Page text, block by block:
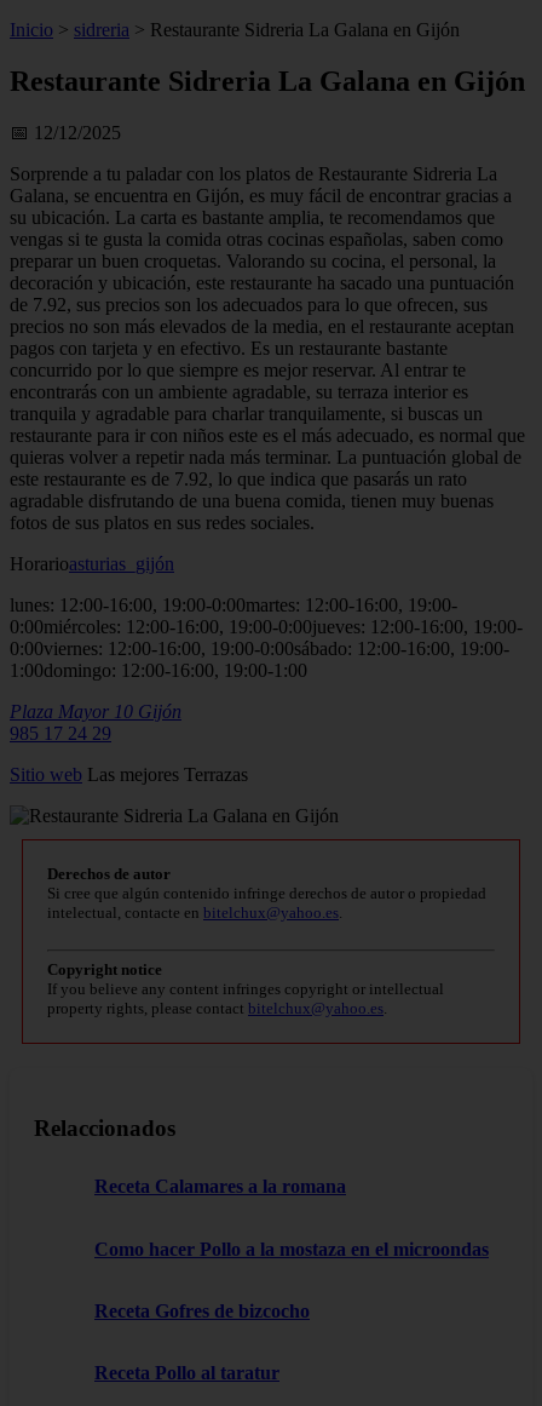
Inicio > sidreria > Restaurante Sidreria La Galana en Gijón
Restaurante Sidreria La Galana en Gijón
📅 12/12/2025
Sorprende a tu paladar con los platos de Restaurante Sidreria La
Galana, se encuentra en Gijón, es muy fácil de encontrar gracias a
su ubicación. La carta es bastante amplia, te recomendamos que
vengas si te gusta la comida otras cocinas españolas, saben como
preparar un buen croquetas. Valorando su cocina, el personal, la
decoración y ubicación, este restaurante ha sacado una puntuación
de 7.92, sus precios son los adecuados para lo que ofrecen, sus
precios no son más elevados de la media, en el restaurante aceptan
pagos con tarjeta y en efectivo. Es un restaurante bastante
concurrido por lo que siempre es mejor reservar. Al entrar te
encontrarás con un ambiente agradable, su terraza interior es
tranquila y agradable para charlar tranquilamente, si buscas un
restaurante para ir con niños este es el más adecuado, es normal que
quieras volver a repetir nada más terminar. La puntuación global de
este restaurante es de 7.92, lo que indica que pasarás un rato
agradable disfrutando de una buena comida, tienen muy buenas
fotos de sus platos en sus redes sociales.
Horarioasturias_gijón
lunes: 12:00-16:00, 19:00-0:00martes: 12:00-16:00, 19:00-
0:00miércoles: 12:00-16:00, 19:00-0:00jueves: 12:00-16:00, 19:00-
0:00viernes: 12:00-16:00, 19:00-0:00sábado: 12:00-16:00, 19:00-
1:00domingo: 12:00-16:00, 19:00-1:00
Plaza Mayor 10 Gijón
985 17 24 29
Sitio web Las mejores Terrazas
Derechos de autor
Si cree que algún contenido infringe derechos de autor o propiedad
intelectual, contacte en bitelchux@yahoo.es
Copyright notice
If you believe any content infringes copyright or intellectual
property rights, please contact bitelchux@yahoo.es
Relaccionados
Receta Calamares a la romana
Como hacer Pollo a la mostaza en el microondas
Receta Gofres de bizcocho
Receta Pollo al taratur